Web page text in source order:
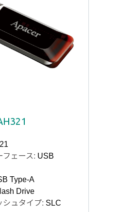
フェース: USB
Type-A
Drive
シュタイプ: SLC